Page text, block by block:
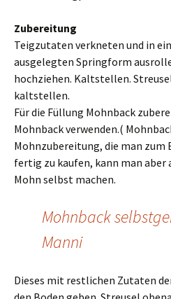
Zubereitung
Teigzutaten verkneten und in
ausgelegten Springform
hochziehen. Kaltstellen.
kaltstellen.
Für die Füllung Mohnback
Mohnback verwenden.(
Mohnzubereitung, die man zum
fertig zu kaufen, kann man aber
Mohn selbst machen.
Mohnback
Manni
Dieses mit restlichen Zutaten